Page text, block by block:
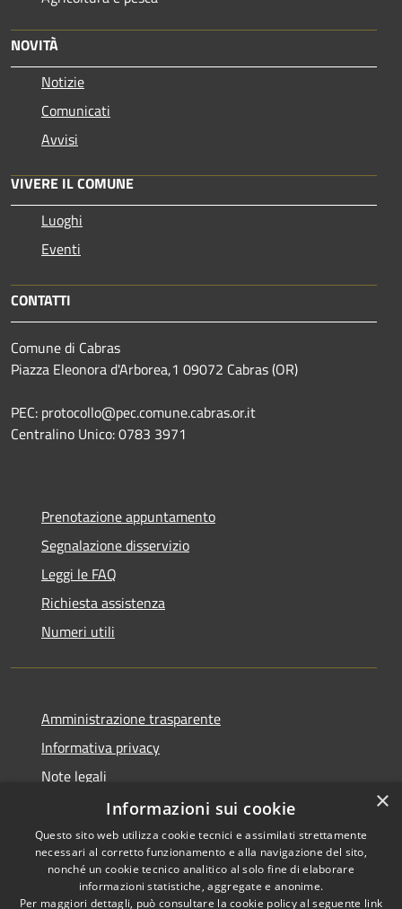
NOVITÀ
Notizie
Comunicati
Avvisi
VIVERE IL COMUNE
Luoghi
Eventi
CONTATTI
Comune di Cabras
Piazza Eleonora d'Arborea,1 09072 Cabras (OR)
PEC: protocollo@pec.comune.cabras.or.it
Centralino Unico: 0783 3971
Prenotazione appuntamento
Segnalazione disservizio
Leggi le FAQ
Richiesta assistenza
Numeri utili
Amministrazione trasparente
Informativa privacy
Note legali
Dichiarazione di accessibilità
RSS
Copyright © 2026 • Comune di
×
Informazioni sui cookie
Questo sito web utilizza cookie tecnici e assimilati strettamente
necessari al corretto funzionamento e alla navigazione del sito,
nonché un cookie tecnico analitico al solo fine di elaborare
informazioni statistiche, aggregate e anonime.
Per maggiori dettagli, può consultare la cookie policy al seguente link